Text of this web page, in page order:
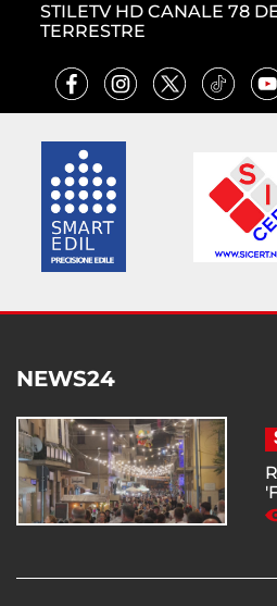
STILETV HD CANALE 78
TERRESTRE
NEWS24